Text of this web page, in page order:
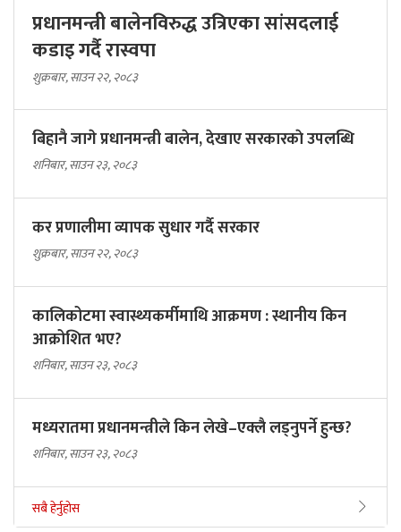
प्रधानमन्त्री बालेनविरुद्ध उत्रिएका सांसदलाई
कडाइ गर्दै रास्वपा
शुक्रबार, साउन २२, २०८३
बिहानै जागे प्रधानमन्त्री बालेन, देखाए सरकारकाे उपलब्धि
शनिबार, साउन २३, २०८३
कर प्रणालीमा व्यापक सुधार गर्दै सरकार
शुक्रबार, साउन २२, २०८३
कालिकोटमा स्वास्थ्यकर्मीमाथि आक्रमण : स्थानीय किन
आक्रोशित भए?
शनिबार, साउन २३, २०८३
मध्यरातमा प्रधानमन्त्रीले किन लेखे–एक्लै लड्नुपर्ने हुन्छ?
शनिबार, साउन २३, २०८३
सबै हेर्नुहोस